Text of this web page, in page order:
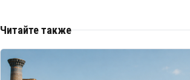
Читайте также